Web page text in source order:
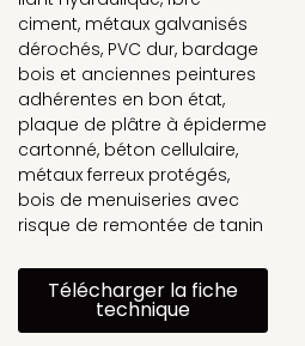
ciment, métaux galvanisés
dérochés, PVC dur, bardage
bois et anciennes peintures
adhérentes en bon état,
plaque de plâtre à épiderme
cartonné, béton cellulaire,
métaux ferreux protégés,
bois de menuiseries avec
risque de remontée de tanin
Télécharger la fiche
technique